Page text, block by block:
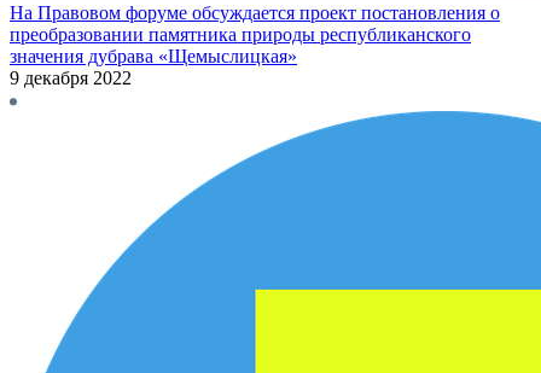
На Правовом форуме обсуждается проект постановления о
преобразовании памятника природы республиканского
значения дубрава «Щемыслицкая»
9 декабря 2022